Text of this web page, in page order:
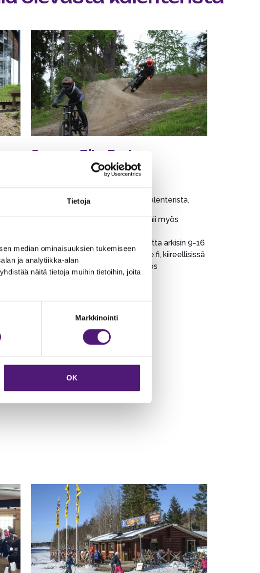
Tietoja
median ominaisuuksien tukemiseen
ja analytiikka-alan
näitä tietoja muihin tietoihin, joita
Markkinointi
OK
Sappee Bike Park
Aukioloajat löydät ylläolevasta kalenterista.
Bike Parkin pyörävuokraamo toimii myös
Majoitusasiat myyntipalvelun kautta arkisin 9-16
tai sähköpostilla sappee@sappee.fi, kiireellisissä
asioissa voit olla yhteydessä myös
pyörävuokraamoon.
vuokraamo@sappee.fi
Pidätämme oikeudet muutoksiin.
BIKE PARKIN ESITTELY